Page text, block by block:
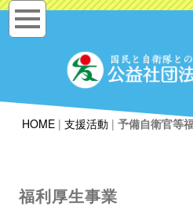
HOME |支援活動 |予備自衛官等
福利厚生事業